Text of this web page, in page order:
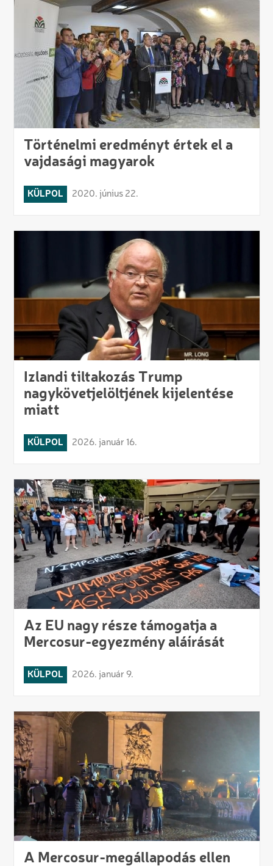
Történelmi eredményt értek el a
vajdasági magyarok
KÜLPOL 2020. június 22.
Izlandi tiltakozás Trump
nagykövetjelöltjének kijelentése
miatt
KÜLPOL 2026. január 16.
Az EU nagy része támogatja a
Mercosur-egyezmény aláírását
KÜLPOL 2026. január 9.
A Mercosur-megállapodás ellen